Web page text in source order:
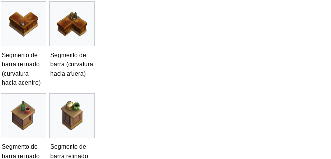
Segmento de
barra refinado
(curvatura
hacia adentro)
Segmento de
barra (curvatura
hacia afuera)
Segmento de
barra refinado
Segmento de
barra refinado